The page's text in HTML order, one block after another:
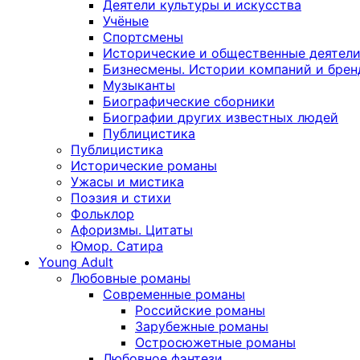
Деятели культуры и искусства
Учёные
Спортсмены
Исторические и общественные деятели
Бизнесмены. Истории компаний и
Музыканты
Биографические сборники
Биографии других известных людей
Публицистика
Публицистика
Исторические романы
Ужасы и мистика
Поэзия и стихи
Фольклор
Афоризмы. Цитаты
Юмор. Сатира
Young Adult
Любовные романы
Современные романы
Российские романы
Зарубежные романы
Остросюжетные романы